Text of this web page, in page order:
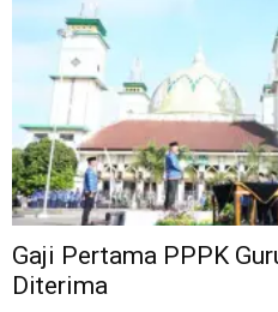
Gaji Pertama PPPK
Diterima